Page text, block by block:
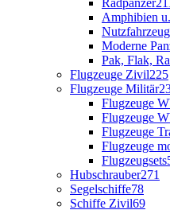
Amphibien
Moderne
Pak, Flak,
Flugzeuge Zivil225
Flugzeuge Militär
Flugzeuge
Flugzeuge
Flugzeuge
Flugzeuge
Flugzeugsets
Hubschrauber271
Segelschiffe78
Schiffe Zivil69